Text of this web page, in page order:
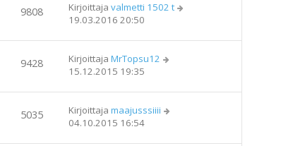
9808 Kirjoittaja valmetti 1502 t
19.03.2016 20:50
9428 Kirjoittaja MrTopsu12
15.12.2015 19:35
5035 Kirjoittaja maajusssiiii
04.10.2015 16:54